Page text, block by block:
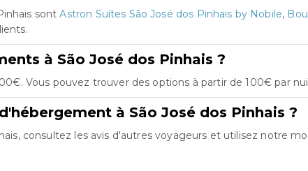
sontAstron Suítes São José dos Pinhais by Nobile,
à São José dos Pinhais ?
Vous pouvez trouver des options à partir de 100€ par
à São José dos Pinhais ?
consultez les avis d'autres voyageurs et utilisez notre